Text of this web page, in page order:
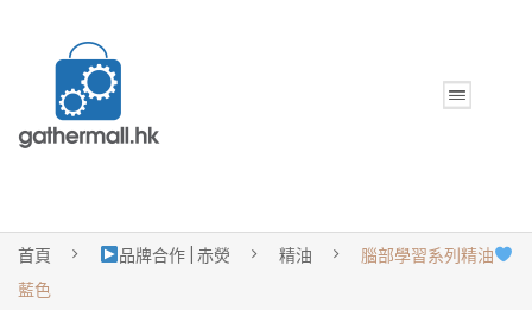
首頁 品牌合作 | 赤熒 精油
腦部學習系列精油
藍色